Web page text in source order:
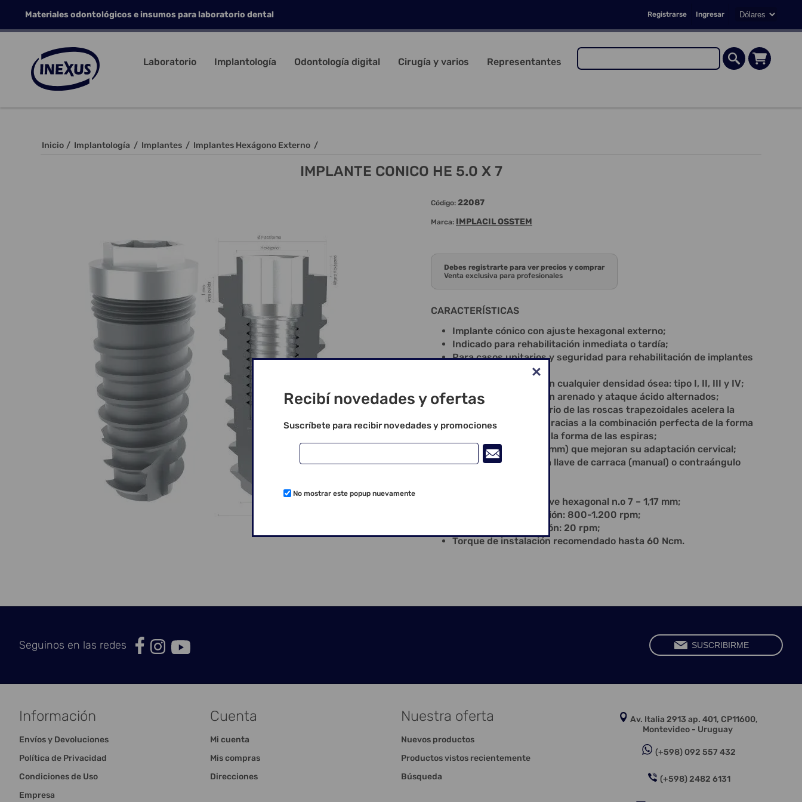
Registrarse Ingresar
Materiales odontológicos e insumos para laboratorio dental
Laboratorio Implantología Odontología digital Cirugía y varios Representantes
Inicio / Implantología / Implantes / Implantes Hexágono Externo /
IMPLANTE CONICO HE 5.0 X 7
Código: 22087
Marca: IMPLACIL OSSTEM
Debes registrarte para ver precios y comprar
Venta exclusiva para profesionales
CARACTERÍSTICAS
Implante cónico con ajuste hexagonal externo;
Indicado para rehabilitación inmediata o tardía;
Para casos unitarios y seguridad para rehabilitación de implantes
Permite instalación en cualquier densidad ósea: tipo I, II, III y IV;
Superficie tratada con arenado y ataque ácido alternados;
El diseño revolucionario de las roscas trapezoidales acelera la
condensación ósea, gracias a la combinación perfecta de la forma
cónica del implante y la forma de las espiras;
Microespirales (0,25 mm) que mejoran su adaptación cervical;
Se puede instalar con llave de carraca (manual) o contraángulo
Instalación cover: Llave hexagonal n.o 7 – 1,17 mm;
Rotación de perforación: 800-1.200 rpm;
Rotación de instalación: 20 rpm;
Torque de instalación recomendado hasta 60 Ncm.
Seguinos en las redes
Información
Envíos y Devoluciones
Política de Privacidad
Condiciones de Uso
Empresa
Cuenta
Mi cuenta
Mis compras
Direcciones
Nuestra oferta
Nuevos productos
Productos vistos recientemente
Búsqueda
Av. Italia 2913 ap. 401, CP11600,
Montevideo - Uruguay
(+598) 092 557 432
(+598) 2482 6131
Recibí novedades y ofertas
Suscríbete para recibir novedades y promociones
No mostrar este popup nuevamente